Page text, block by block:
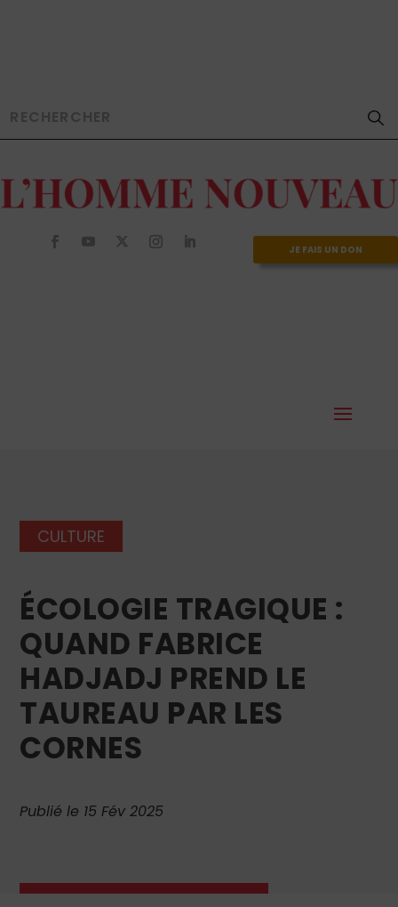
JE FAIS UN DON
CULTURE
ÉCOLOGIE TRAGIQUE :
QUAND FABRICE
HADJADJ PREND LE
TAUREAU PAR LES
CORNES
Publié le 15 Fév 2025